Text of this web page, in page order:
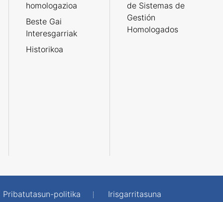
homologazioa
Beste Gai
Interesgarriak
Historikoa
de Sistemas de
Gestión
Homologados
Pribatutasun-politika Irisgarritasuna